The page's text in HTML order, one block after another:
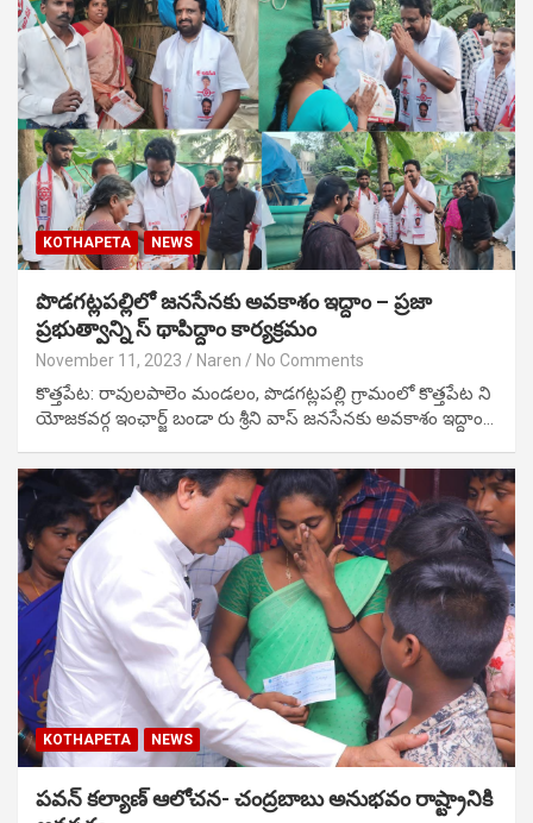
KOTHAPETA NEWS
పొడగట్లపల్లిలో జనసేనకు అవకాశం ఇద్దాం – ప్రజా
ప్రభుత్వాన్ని స్ థాపిద్దాం కార్యక్రమం
November 11, 2023 Naren No Comments
కొత్తపేట: రావులపాలెం మండలం, పొడగట్లపల్లి గ్రామంలో కొత్తపేట ని
యోజకవర్గ ఇంఛార్జ్ బండా రు శ్రీని వాస్ జనసేనకు అవకాశం ఇద్దాం…
KOTHAPETA NEWS
పవన్ కల్యాణ్ ఆలోచన- చంద్రబాబు అనుభవం రాష్ట్రానికి